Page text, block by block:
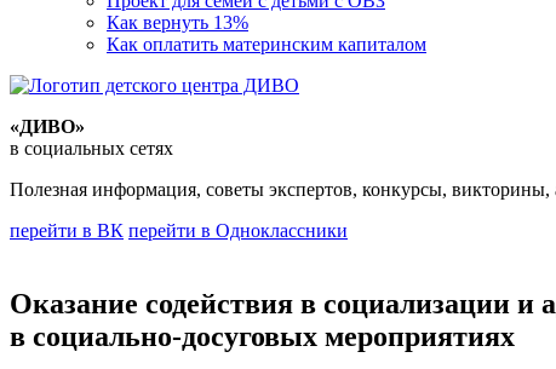
Как вернуть 13%
Как оплатить материнским капиталом
«ДИВО»
в социальных сетях
Полезная информация, советы экспертов, конкурсы,
перейти в ВК перейти в Одноклассники
Оказание содействия в социализации и
в социально-досуговых мероприятиях